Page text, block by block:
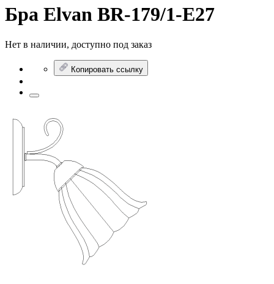
Бра Elvan BR-179/1-E27
Нет в наличии, доступно под заказ
Копировать ссылку